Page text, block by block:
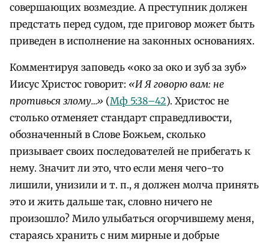
совершающих возмездие. А преступник должен
предстать перед судом, где приговор может быть
приведен в исполнение на законных основаниях.
Комментируя заповедь «око за око и зуб за зуб»
Иисус Христос говорит: «И Я говорю вам: не
противься злому…» (Мф 5:38–42). Христос не
столько отменяет стандарт справедливости,
обозначенный в Слове Божьем, сколько
призывает своих последователей не прибегать к
нему. Значит ли это, что если меня чего-то
лишили, унизили и т. п., я должен молча принять
это и жить дальше так, словно ничего не
произошло? Мило улыбаться огорчившему меня,
стараясь хранить с ним мирные и добрые